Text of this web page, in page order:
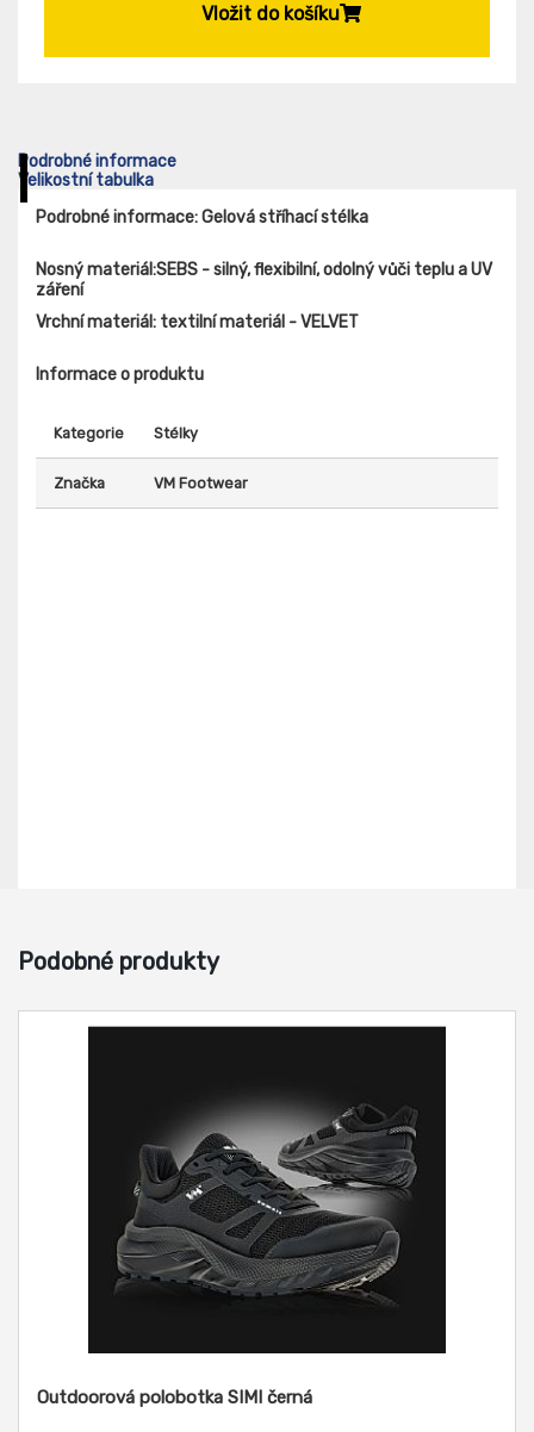
Vložit do košíku
Podrobné informace
Velikostní tabulka
Podrobné informace: Gelová stříhací stélka
Nosný materiál:SEBS - silný, flexibilní, odolný vůči teplu a UV
záření
Vrchní materiál: textilní materiál - VELVET
Informace o produktu
Kategorie Stélky
Značka VM Footwear
Podobné produkty
Outdoorová polobotka SIMI černá